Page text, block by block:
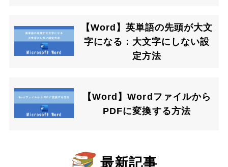
【Word】英単語の先頭が大文
字になる：大文字にしない設
定方法
【Word】Wordファイルから
PDFに変換する方法
最新記事